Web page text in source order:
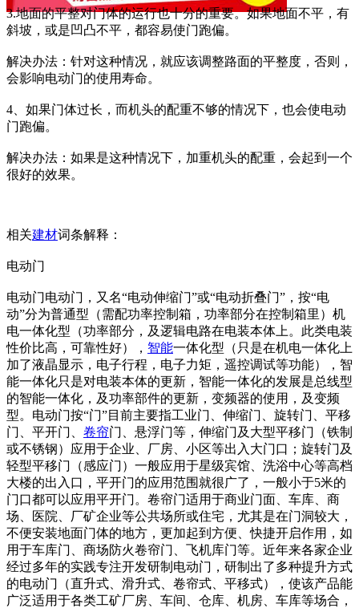
3.地面的平整对门体的运行也十分的重要。如果地面不平，有
斜坡，或是凹凸不平，都容易使门跑偏。
解决办法：针对这种情况，就应该调整路面的平整度，否则，
会影响电动门的使用寿命。
4、如果门体过长，而机头的配重不够的情况下，也会使电动
门跑偏。
解决办法：如果是这种情况下，加重机头的配重，会起到一个
很好的效果。
相关建材词条解释：
电动门
电动门电动门，又名“电动伸缩门”或“电动折叠门”，按“电
动”分为普通型（需配功率控制箱，功率部分在控制箱里）机
电一体化型（功率部分，及逻辑电路在电装本体上。此类电装
性价比高，可靠性好）， 智能一体化型（只是在机电一体化上
加了液晶显示，电子行程，电子力矩，遥控调试等功能），智
能一体化只是对电装本体的更新，智能一体化的发展是总线型
的智能一体化，及功率部件的更新，变频器的使用，及变频
型。电动门按“门”目前主要指工业门、伸缩门、旋转门、平移
门、平开门、 卷帘门、悬浮门等，伸缩门及大型平移门（铁制
或不锈钢）应用于企业、厂房、小区等出入大门口；旋转门及
轻型平移门（感应门）一般应用于星级宾馆、洗浴中心等高档
大楼的出入口，平开门的应用范围就很广了，一般小于5米的
门口都可以应用平开门。卷帘门适用于商业门面、车库、商
场、医院、厂矿企业等公共场所或住宅，尤其是在门洞较大，
不便安装地面门体的地方，更加起到方便、快捷开启作用，如
用于车库门、商场防火卷帘门、飞机库门等。近年来各家企业
经过多年的实践专注开发研制电动门，研制出了多种提升方式
的电动门（直升式、滑升式、卷帘式、平移式），使该产品能
广泛适用于各类工矿厂房、车间、仓库、机房、车库等场合，